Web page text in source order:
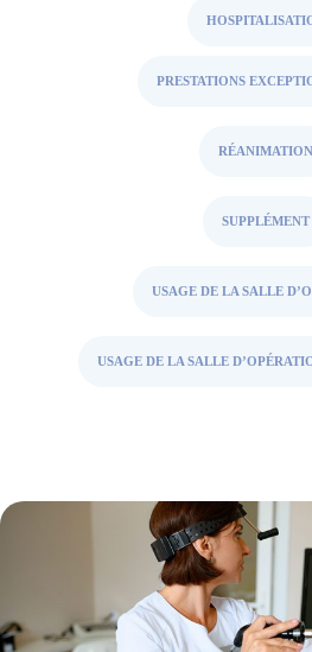
PRESTATIONS
RÉANIMATION
SUPPLÉMENT
USAGE DE LA SALLE
USAGE DE LA SALLE